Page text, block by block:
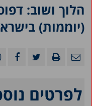
הלוך ושוב:
(יוממות)
לפרטים